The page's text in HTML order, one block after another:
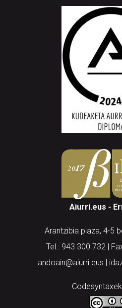
Aiurri.eus -
Arantzibia plaza, 4-5
Tel.: 943 300 732 |
andoain@aiurri.eus |